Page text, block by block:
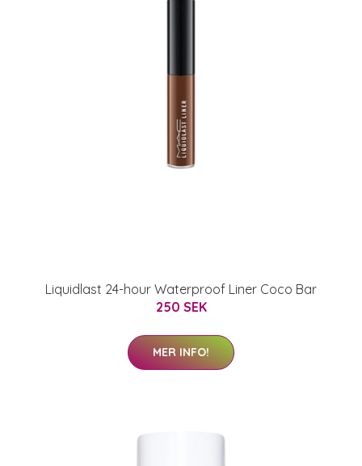
Liquidlast 24-hour Waterproof Liner Coco Bar
250 SEK
MER INFO!